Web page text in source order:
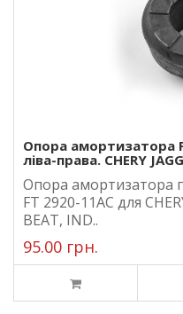
Опора амортизатора
ліва-права. CHERY
Опора амортизатора
FT 2920-11AC для
BEAT, IND..
95.00 грн.